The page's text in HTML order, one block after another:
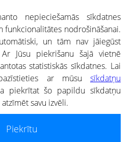
Dzimtas koks
atlase
Monitorings
ārvalstu uzņēmumiem
nepieciešamās sīkdatnes
funkcionalitātes nodrošināšanai.
un tām nav jāiegūst
Jūsu piekrišanu šajā vietnē
statistiskās sīkdatnes. Lai
ar mūsu sīkdatņu
piekrītat šo papildu sīkdatņu
savu izvēli.
Piekrītu